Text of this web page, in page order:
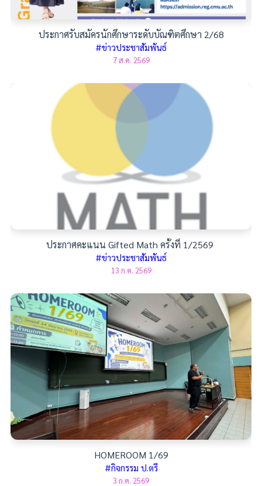
ประกาศรับสมัครนักศึกษาระดับบัณฑิตศึกษา 2/68
#ข่าวประชาสัมพันธ์
7 ส.ค. 2569
ประกาศคะแนน Gifted Math ครั้งที่ 1/2569
#ข่าวประชาสัมพันธ์
13 ก.ค. 2569
HOMEROOM 1/69
#กิจกรรม ป.ตรี
3 ก.ค. 2569